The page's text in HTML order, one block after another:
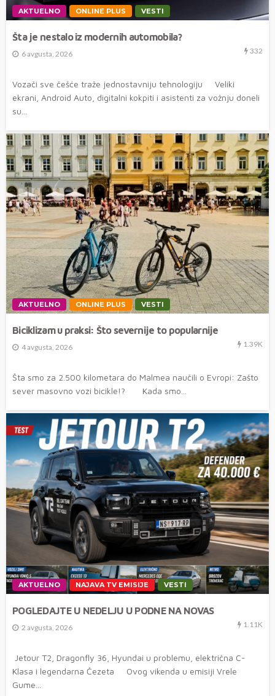
AKTUELNO ONLINE PLUS VESTI
Šta je nestalo iz modernih automobila?
6 avgusta, 2026 332
Vozači sve češće traže jednostavniju tehnologiju Veliki
ekrani, Android Auto, digitalni kokpiti i asistenti za vožnju doneli
su...
AKTUELNO ONLINE PLUS VESTI
Biciklizam u praksi: Što severnije to popularnije
4 avgusta, 2026 1.39K
Šta smo za 2.500 kilometara do Malmea naučili o Evropi: Zašto
sever masovno vozi bicikle!? Kada smo...
AKTUELNO NAJAVA TV EMISIJE VESTI
POGLEDAJTE U NEDELJU U PODNE NA NOVAS
2 avgusta, 2026 1.11K
Jetour T2, Dragonfly 36, Hyundai u problemu, električna C-
Klasa i legendarna Čezeta Ovog vikenda u emisiji Vrele
Gume...